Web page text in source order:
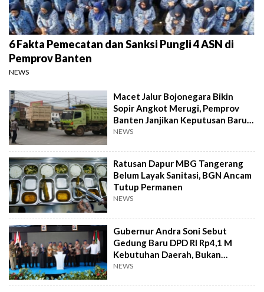
6 Fakta Pemecatan dan Sanksi Pungli 4 ASN di
Pemprov Banten
NEWS
Macet Jalur Bojonegara Bikin
Sopir Angkot Merugi, Pemprov
Banten Janjikan Keputusan Baru 4
Hari Lagi
NEWS
Ratusan Dapur MBG Tangerang
Belum Layak Sanitasi, BGN Ancam
Tutup Permanen
NEWS
Gubernur Andra Soni Sebut
Gedung Baru DPD RI Rp4,1 M
Kebutuhan Daerah, Bukan
Senator
NEWS